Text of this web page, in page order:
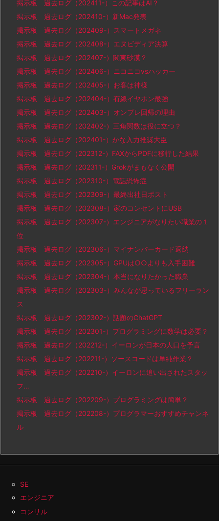
掲示板 過去ログ（202411-）この記事はAI？
掲示板 過去ログ（202410-）新Mac発表
掲示板 過去ログ（202409-）スマートメガネ
掲示板 過去ログ（202408-）エヌビディア決算
掲示板 過去ログ（202407-）関東砂漠？
掲示板 過去ログ（202406-）ニコニコvsハッカー
掲示板 過去ログ（202405-）お客は神様
掲示板 過去ログ（202404-）有線イヤホン最強
掲示板 過去ログ（202403-）オンプレ回帰の理由
掲示板 過去ログ（202402-）三角関数は役に立つ？
掲示板 過去ログ（202401-）かな入力推奨大臣
掲示板 過去ログ（202312-）FAXからPDFに移行した結果
掲示板 過去ログ（202311-）Grokがまもなく公開
掲示板 過去ログ（202310-）電話恐怖症
掲示板 過去ログ（202309-）最終出社日ポスト
掲示板 過去ログ（202308-）家のコンセントにUSB
掲示板 過去ログ（202307-）エンジニアがなりたい職業の１
位
掲示板 過去ログ（202306-）マイナンバーカード返納
掲示板 過去ログ（202305-）GPUは○○よりも入手困難
掲示板 過去ログ（202304-）本当になりたかった職業
掲示板 過去ログ（202303-）みんなが思っているフリーラン
ス
掲示板 過去ログ（202302-）話題のChatGPT
掲示板 過去ログ（202301-）プログラミングに数学は必要？
掲示板 過去ログ（202212-）イーロンが日本の人口を予言
掲示板 過去ログ（202211-）ソースコードは単純作業？
掲示板 過去ログ（202210-）イーロンに追い出されたスタッ
フ…
掲示板 過去ログ（202209-）プログラミングは簡単？
掲示板 過去ログ（202208-）プログラマーおすすめチャンネ
ル
SE
エンジニア
コンサル